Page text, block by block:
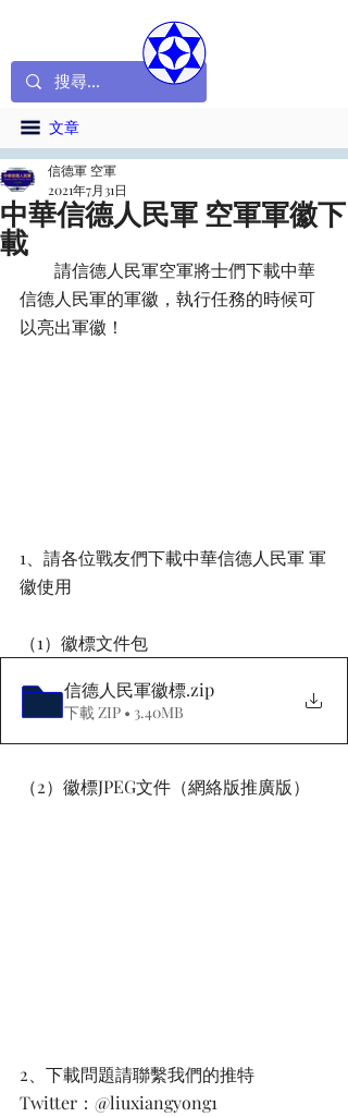
文章
中華信德人民軍 空軍軍徽下
載
信德軍 空軍
2021年7月31日
信德人民軍的軍徽，執行任務的時候可
以亮出軍徽！
1、請各位戰友們下載中華信德人民軍 軍
徽使用
（1）徽標文件包
信德人民軍徽標.zip
下載 ZIP • 3.40MB
（2）徽標JPEG文件（網絡版推廣版）
2、下載問題請聯繫我們的推特
Twitter：@liuxiangyong1